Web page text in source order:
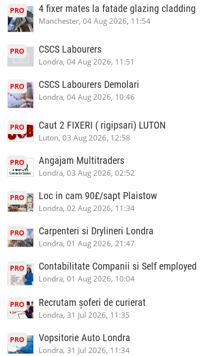
PRO 4 fixer mates la fatade glazing cladding
Manchester, 04 Aug 2026, 11:54
PRO CSCS Labourers
Londra, 04 Aug 2026, 11:51
PRO CSCS Labourers Demolari
Londra, 04 Aug 2026, 10:46
PRO Caut 2 FIXERI ( rigipsari) LUTON
Luton, 03 Aug 2026, 12:58
PRO Angajam Multitraders
Londra, 03 Aug 2026, 02:52
PRO Loc in cam 90£/sapt Plaistow
Londra, 02 Aug 2026, 11:34
PRO Carpenteri si Drylineri Londra
Londra, 01 Aug 2026, 21:47
PRO Contabilitate Companii si Self employed
Londra, 01 Aug 2026, 10:04
PRO Recrutam șoferi de curierat
Londra, 31 Jul 2026, 11:35
PRO Vopsitorie Auto Londra
Londra, 31 Jul 2026, 11:34